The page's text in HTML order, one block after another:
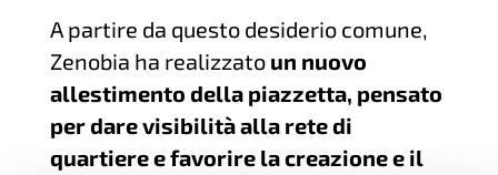
A partire da questo desiderio comune,
Zenobia ha realizzato un nuovo
allestimento della piazzetta, pensato
per dare visibilità alla rete di
quartiere e favorire la creazione e il